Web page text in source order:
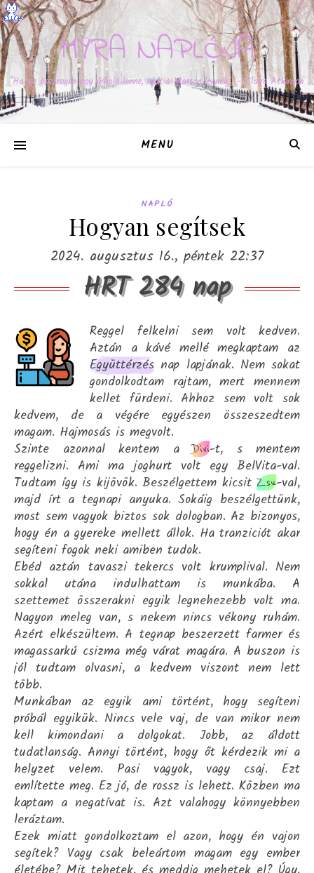
MYRA NAPLÓJA
"Ha az ösztrogén egy űrhajó lenne, már a Marson lennék." – Claire Atkinson
MENU
NAPLÓ
Hogyan segítsek
2024. augusztus 16., péntek 22:37
HRT 284 nap
Reggel felkelni sem volt kedven.
Aztán a kávé mellé megkaptam az
Együttérzés nap lapjának. Nem sokat
gondolkodtam rajtam, mert mennem
kellet fürdeni. Ahhoz sem volt sok
kedvem, de a végére egyészen összeszedtem
magam. Hajmosás is megvolt.
Szinte azonnal kentem aDivi-t, s mentem
reggelizni. Ami ma joghurt volt egy BelVita-val.
Tudtam így is kijövök. Beszélgettem kicsit Zsu-val,
majd írt a tegnapi anyuka. Sokáig beszélgettünk,
most sem vagyok biztos sok dologban. Az bizonyos,
hogy én a gyereke mellett állok. Ha tranziciót akar
segíteni fogok neki amiben tudok.
Ebéd aztán tavaszi tekercs volt krumplival. Nem
sokkal utána indulhattam is munkába. A
szettemet összerakni egyik legnehezebb volt ma.
Nagyon meleg van, s nekem nincs vékony ruhám.
Azért elkészültem. A tegnap beszerzett farmer és
magassarkú csizma még várat magára. A buszon is
jól tudtam olvasni, a kedvem viszont nem lett
több.
Munkában az egyik ami történt, hogy segíteni
próbál egyikük. Nincs vele vaj, de van mikor nem
kell kimondani a dolgokat. Jobb, az áldott
tudatlanság. Annyi történt, hogy őt kérdezik mi a
helyzet velem. Pasi vagyok, vagy csaj. Ezt
említette meg. Ez jó, de rossz is lehett. Közben ma
kaptam a negatívat is. Azt valahogy könnyebben
leráztam.
Ezek miatt gondolkoztam el azon, hogy én vajon
segítek? Vagy csak beleártom magam egy ember